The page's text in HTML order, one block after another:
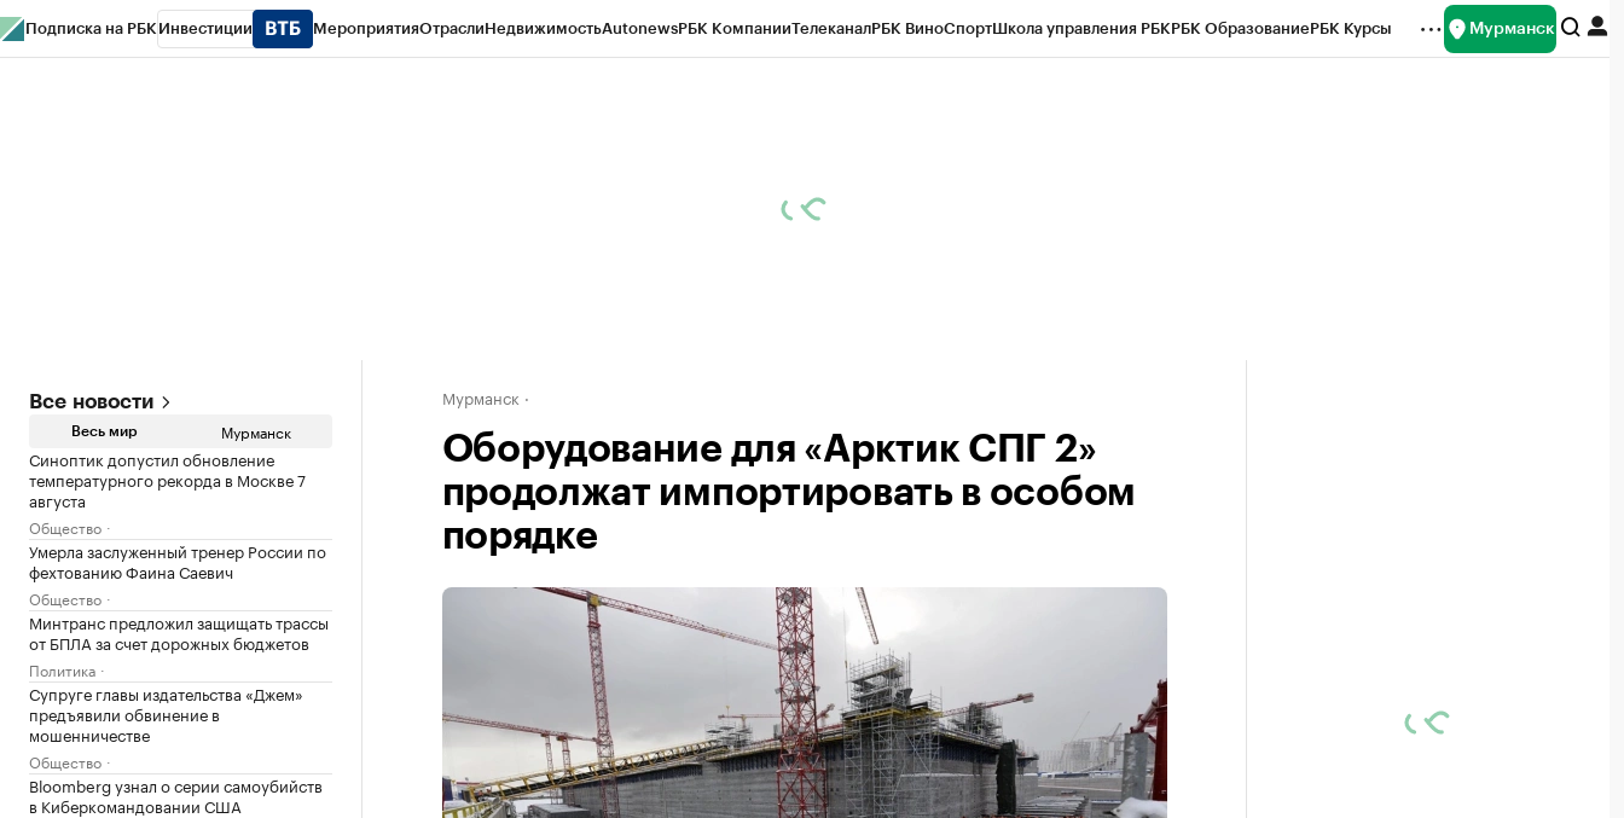
Подписка на РБК Инвестиции МероприятияОтраслиНедвижимостьAutonewsРБК КомпанииТелеканалРБК ВиноСпортШкола управления РБКРБК ОбразованиеРБК Курсы Мурманск
Все новости
Весь мир Мурманск
Синоптик допустил обновление
температурного рекорда в Москве 7
августа
Общество
Умерла заслуженный тренер России по
фехтованию Фаина Саевич
Общество
Минтранс предложил защищать трассы
от БПЛА за счет дорожных бюджетов
Политика
Супруге главы издательства «Джем»
предъявили обвинение в
мошенничестве
Общество
Bloomberg узнал о серии самоубийств
в Киберкомандовании США
Мурманск
Оборудование для «Арктик СПГ 2»
продолжат импортировать в особом
порядке